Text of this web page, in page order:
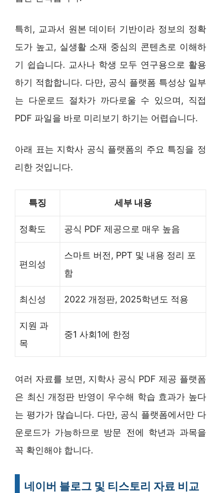
특히, 교과서 원본 데이터 기반이라 정보의 정확
도가 높고, 실생활 소재 중심의 콘텐츠로 이해하
기 쉽습니다. 교사나 학생 모두 연구용으로 활용
하기 적합합니다. 다만, 공식 플랫폼 특성상 일부
는 다운로드 절차가 까다로울 수 있으며, 직접
PDF 파일을 바로 미리보기 하기는 어렵습니다.
아래 표는 지학사 공식 플랫폼의 주요 특징을 정
리한 것입니다.
특징 세부 내용
정확도 공식 PDF 제공으로 매우 높음
편의성
스마트 버전, PPT 및 내용 정리 포
함
최신성 2022 개정판, 2025학년도 적용
지원 과
목
중1 사회1에 한정
여러 자료를 보면, 지학사 공식 PDF 제공 플랫폼
은 최신 개정판 반영이 우수해 학습 효과가 높다
는 평가가 많습니다. 다만, 공식 플랫폼에서만 다
운로드가 가능하므로 방문 전에 학년과 과목을
꼭 확인해야 합니다.
네이버 블로그 및 티스토리 자료 비교